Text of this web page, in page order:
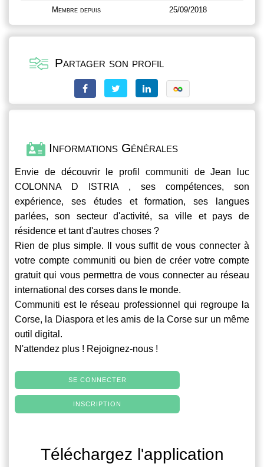
Membre depuis 25/09/2018
Partager son profil
Informations Générales
Envie de découvrir le profil communiti de Jean luc
COLONNA D ISTRIA , ses compétences, son
expérience, ses études et formation, ses langues
parlées, son secteur d'activité, sa ville et pays de
résidence et tant d'autres choses ?
Rien de plus simple. Il vous suffit de vous connecter à
votre compte communiti ou bien de créer votre compte
gratuit qui vous permettra de vous connecter au réseau
international des corses dans le monde.
Communiti est le réseau professionnel qui regroupe la
Corse, la Diaspora et les amis de la Corse sur un même
outil digital.
N'attendez plus ! Rejoignez-nous !
SE CONNECTER
INSCRIPTION
Téléchargez l'application